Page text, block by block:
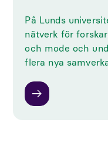
På Lunds
nätverk för
och mode och
flera nya